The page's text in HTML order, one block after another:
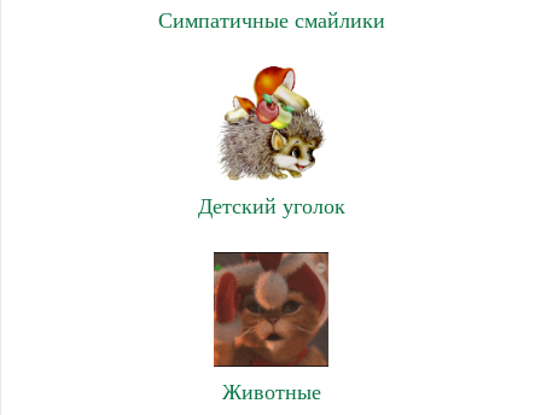
Симпатичные смайлики
Детский уголок
Животные